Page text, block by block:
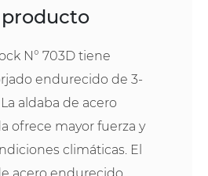
N° 703D tiene
endurecido de 3-
aldaba de acero
ofrece mayor fuerza y
climáticas. El